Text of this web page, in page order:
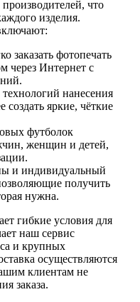
что
изделия.
заказать фотопечать
через Интернет с
нанесения
яркие, чёткие
футболок
женщин и детей,
и индивидуальный
получить
нужна.
гибкие условия для
наш сервис
и крупных
осуществляются
клиентам не
заказа.